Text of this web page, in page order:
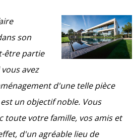
son
être partie
avez
d'une telle pièce
un objectif noble. Vous
toute votre famille, vos amis et
d'un agréable lieu de